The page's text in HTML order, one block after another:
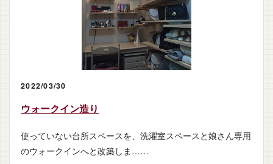
2022/03/30
ウォークイン造り
使っていない台所スペースを、洗濯室スペースと娘さん専用
のウォークインへと改築しま……